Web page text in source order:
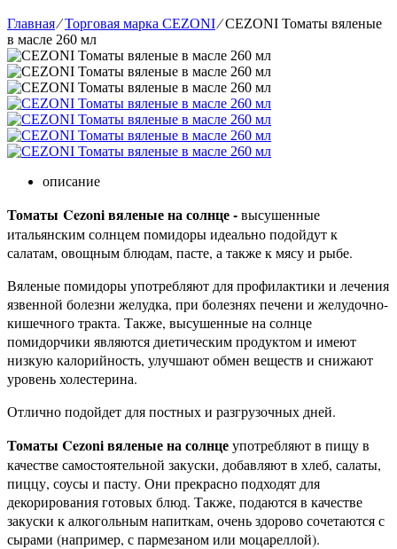
Главная⁄Торговая марка CEZONI ⁄ CEZONI Томаты вяленые
в масле 260 мл
описание
Томаты Cezoni вяленые на солнце -высушенные
итальянским солнцем помидоры идеально подойдут к
салатам, овощным блюдам, пасте, а также к мясу и рыбе.
Вяленые помидоры употребляют для профилактики и лечения
язвенной болезни желудка, при болезнях печени и желудочно-
кишечного тракта. Также, высушенные на солнце
помидорчики являются диетическим продуктом и имеют
низкую калорийность, улучшают обмен веществ и снижают
уровень холестерина.
Отлично подойдет для постных и разгрузочных дней.
Томаты Cezoniвяленые на солнцеупотребляют в пищу в
качестве самостоятельной закуски, добавляют в хлеб, салаты,
пиццу, соусы и пасту. Они прекрасно подходят для
декорирования готовых блюд. Также, подаются в качестве
закуски к алкогольным напиткам, очень здорово сочетаются с
сырами (например, с пармезаном или моцареллой).